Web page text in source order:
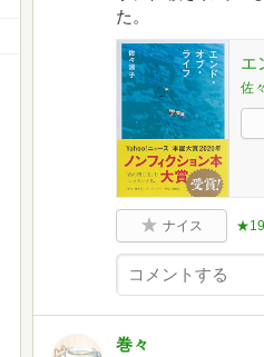
た。
エ
佐
ナイス ★19
巻々